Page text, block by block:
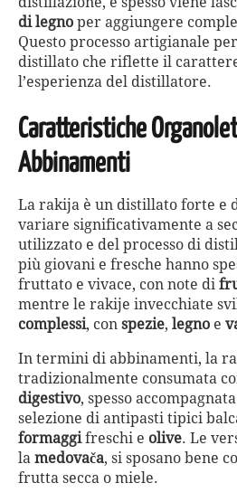
di legno per aggiungere
Questo processo artigianale
distillato che riflette il
l’esperienza del distillatore.
Caratteristiche
Abbinamenti
La rakija è un distillato forte e
variare significativamente a
utilizzato e del processo di
più giovani e fresche hanno
fruttato e vivace, con note di
mentre le rakije invecchiate
complessi, con spezie, legno e
In termini di abbinamenti, la
tradizionalmente consumata
digestivo, spesso
selezione di antipasti tipici
formaggifreschi e olive. Le
la medovača, si sposano bene
frutta secca o miele.